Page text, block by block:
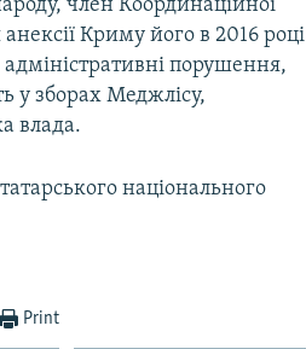
член Координаційної
Криму його в 2016 році
порушення,
у зборах Меджлісу,
влада.
національного
Print